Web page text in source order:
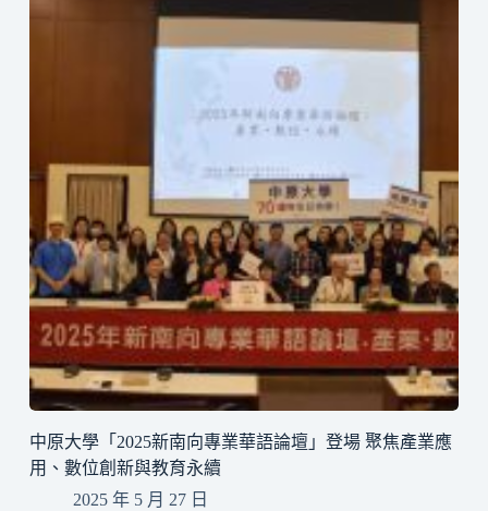
中原大學「2025新南向專業華語論壇」登場 聚焦產業應
用、數位創新與教育永續
2025 年 5 月 27 日